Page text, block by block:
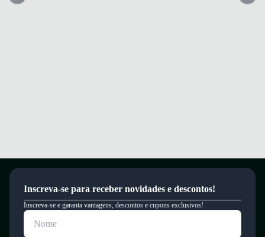
Inscreva-se para receber novidades e descontos!
Inscreva-se e garanta vantagens, descontos e cupons exclusivos!